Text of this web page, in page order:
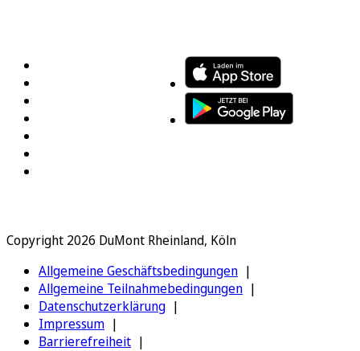
Copyright 2026 DuMont Rheinland, Köln
Allgemeine Geschäftsbedingungen
Allgemeine Teilnahmebedingungen
Datenschutzerklärung
Impressum
Barrierefreiheit